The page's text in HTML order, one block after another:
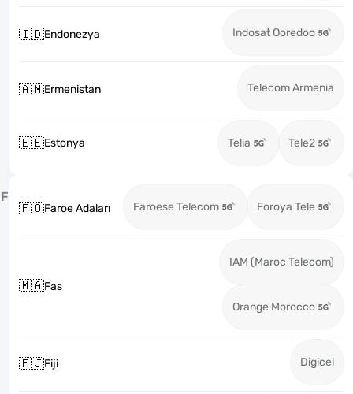
🇮🇩Endonezya Indosat Ooredoo
🇦🇲Ermenistan Telecom Armenia
🇪🇪Estonya Telia Tele2
F
🇫🇴Faroe Adaları Faroese Telecom Foroya Tele
🇲🇦Fas
IAM (Maroc Telecom)
Orange Morocco
🇫🇯Fiji Digicel